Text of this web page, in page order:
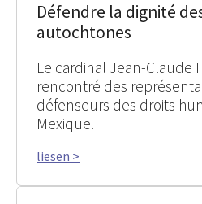
Défendre la dignité
autochtones
Le cardinal Jean-Claude
rencontré des
défenseurs des droits
Mexique.
liesen >